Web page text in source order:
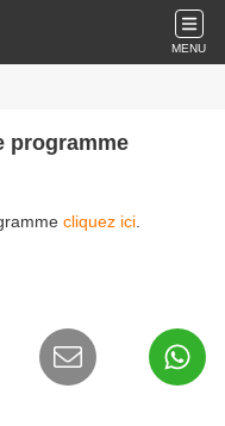
MENU
programme
cliquez ici